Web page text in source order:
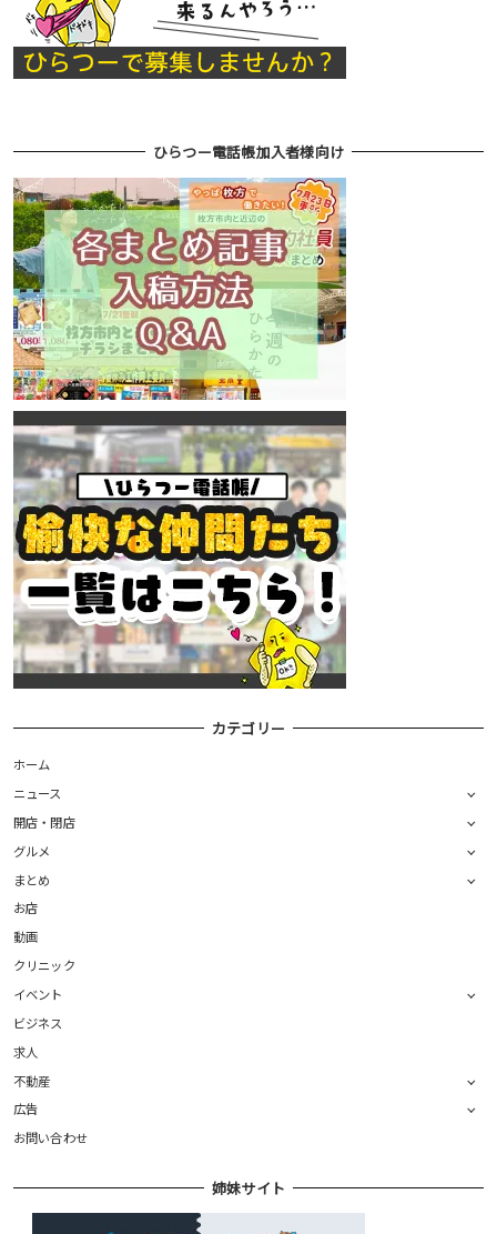
ひらつー電話帳加入者様向け
カテゴリー
ホーム
ニュース
開店・閉店
グルメ
まとめ
お店
動画
クリニック
イベント
ビジネス
求人
不動産
広告
お問い合わせ
姉妹サイト